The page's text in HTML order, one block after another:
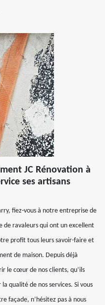
JC Rénovation à
ses artisans
fiez-vous à notre entreprise de
de ravaleurs qui ont un excellent
profit tous leurs savoir-faire et
de maison. Depuis déjà
le cœur de nos clients, qu’ils
qualité de nos services. Si vous
façade, n’hésitez pas à nous